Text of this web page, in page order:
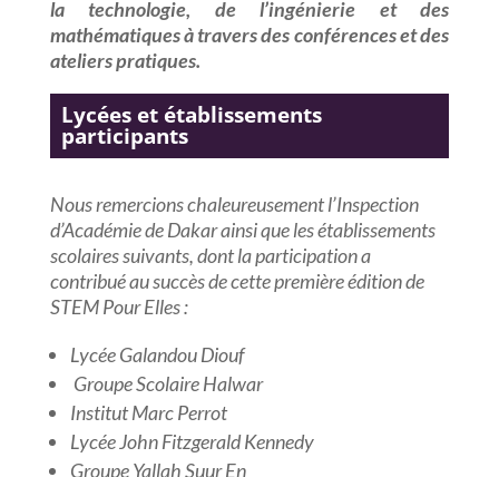
la technologie, de l’ingénierie et des
mathématiquesà travers des conférences et des
ateliers pratiques.
Lycées et établissements
participants
Nous remercions chaleureusement l’Inspection
d’Académie de Dakar ainsi que les établissements
scolaires suivants, dont la participation a
contribué au succès de cette première édition de
STEM Pour Elles :
Lycée Galandou Diouf
Groupe Scolaire Halwar
Institut Marc Perrot
Lycée John Fitzgerald Kennedy
Groupe Yallah Suur En